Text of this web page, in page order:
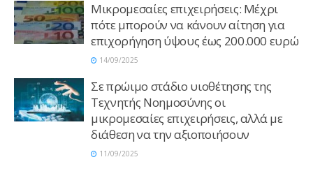
Μικρομεσαίες επιχειρήσεις: Μέχρι
πότε μπορούν να κάνουν αίτηση για
επιχορήγηση ύψους έως 200.000 ευρώ
14/09/2025
Σε πρώιμο στάδιο υιοθέτησης της
Τεχνητής Νοημοσύνης οι
μικρομεσαίες επιχειρήσεις, αλλά με
διάθεση να την αξιοποιήσουν
11/09/2025